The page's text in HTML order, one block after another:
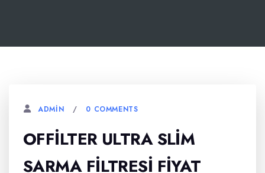
ADMIN 0 COMMENTS
OFFILTER ULTRA SLIM
SARMA FILTRESI FIYAT